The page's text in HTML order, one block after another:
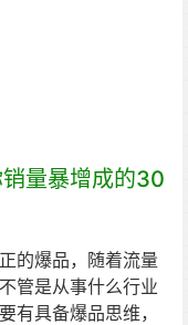
量暴增成的30
的爆品，随着流量
管是从事什么行业
有具备爆品思维，